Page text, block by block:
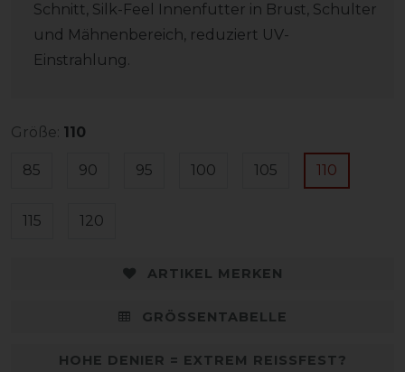
Schnitt, Silk-Feel Innenfutter in Brust, Schulter
und Mähnenbereich, reduziert UV-
Einstrahlung.
Größe: 110
85 90 95 100 105 110
115 120
ARTIKEL MERKEN
GRÖSSENTABELLE
HOHE DENIER = EXTREM REISSFEST?